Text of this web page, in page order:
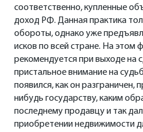
соответственно, купленные
доход РФ. Данная практика
обороты, однако уже
исков по всей стране. На этом
рекомендуется при выходе на
пристальное внимание на
появился, как он разграничен,
нибудь государству, каким
последнему продавцу и так
приобретении недвижимости